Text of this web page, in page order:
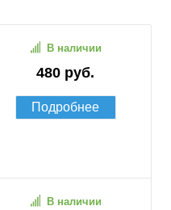
480 руб.
В наличии
Подробнее
В наличии